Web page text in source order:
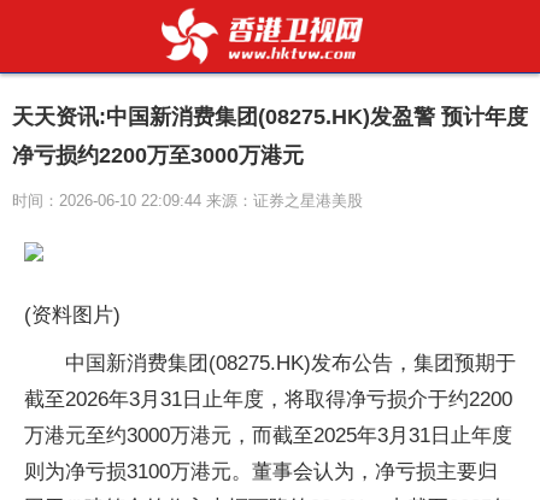
天天资讯:中国新消费集团(08275.HK)发盈警 预计年度
净亏损约2200万至3000万港元
时间：2026-06-10 22:09:44 来源：证券之星港美股
(资料图片)
中国新消费集团(08275.HK)发布公告，集团预期于
截至2026年3月31日止年度，将取得净亏损介于约2200
万港元至约3000万港元，而截至2025年3月31日止年度
则为净亏损3100万港元。董事会认为，净亏损主要归